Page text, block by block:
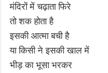
मंदिरों में चढ़ाता फिरे
तो शक होता है
इसकी आत्मा बची है
या किसी ने इसकी खाल में
भीड़ का भूसा भरकर